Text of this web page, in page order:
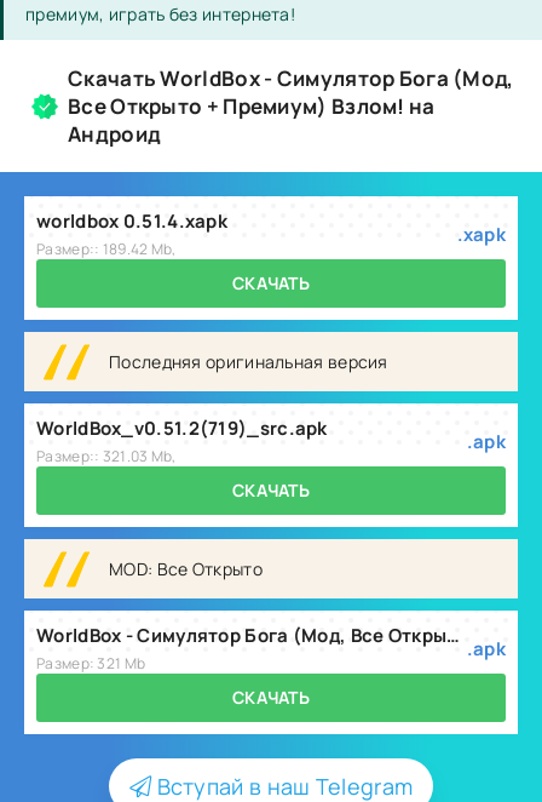
премиум, играть без интернета!
Скачать WorldBox - Симулятор Бога (Мод,
Все Открыто + Премиум) Взлом! на
Андроид
worldbox 0.51.4.xapk
Размер:: 189.42 Mb,
.xapk
СКАЧАТЬ
Последняя оригинальная версия
WorldBox_v0.51.2(719)_src.apk
Размер:: 321.03 Mb,
.apk
СКАЧАТЬ
MOD: Все Открыто
WorldBox - Симулятор Бога (Мод, Все Открыто + Премиум) v0.51.4
Размер: 321 Mb
.apk
СКАЧАТЬ
Вступай в наш Telegram